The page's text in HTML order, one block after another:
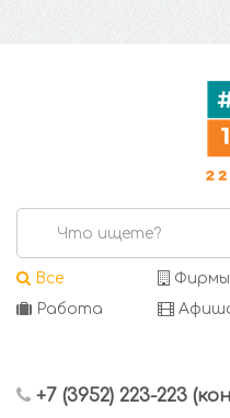
Все Фирмы
Работа
+7 (3952) 223-223